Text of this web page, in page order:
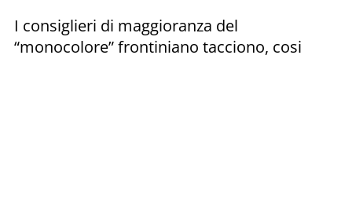
I consiglieri di maggioranza del
“monocolore” frontiniano tacciono, cosi